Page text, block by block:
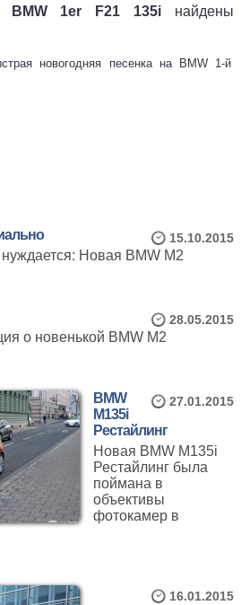
BMW 1er F21 135i найдены
новогодняя песенка на BMW 1-й
15.10.2015
Новая BMW M2
28.05.2015
о новенькой BMW M2
27.01.2015
BMW
M135i
Рестайлинг
Новая BMW M135i
Рестайлинг была
поймана в
объективы
фотокамер в
16.01.2015